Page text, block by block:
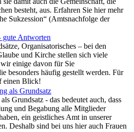
besteht, aus. Erfahren Sie hier mehr
Sukzession“ (Amtsnachfolge der
gute Antworten
Organisatorisches – bei den
und Kirche stellen sich viele
einige davon für Sie
besonders häufig gestellt werden. Für
einen Blick!
als Grundsatz
Grundsatz - das bedeutet auch, dass
und Begabung alle Mitglieder
ein geistliches Amt in unserer
Deshalb sind bei uns hier auch Frauen